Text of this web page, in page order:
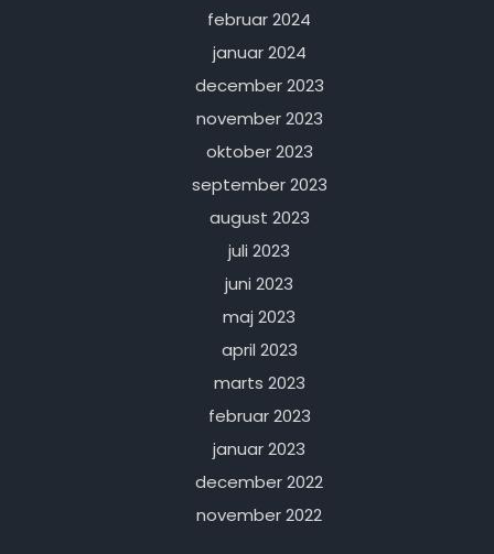
februar 2024
januar 2024
december 2023
november 2023
oktober 2023
september 2023
august 2023
juli 2023
juni 2023
maj 2023
april 2023
marts 2023
februar 2023
januar 2023
december 2022
november 2022